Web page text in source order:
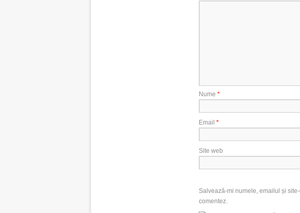
Nume *
Email *
Site web
Salvează-mi numele, emailul și
comentez.